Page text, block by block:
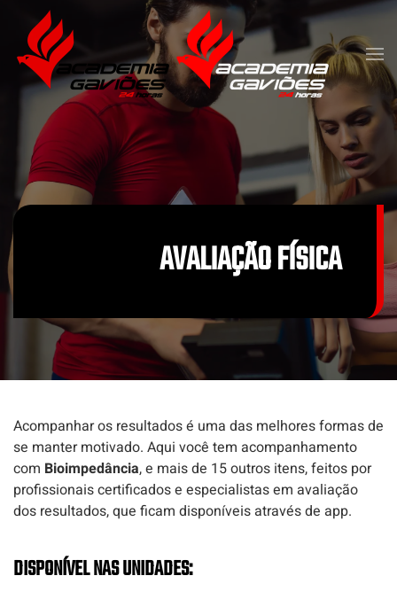
Skip to main content
AVALIAÇÃO FÍSICA
Acompanhar os resultados é uma das melhores formas de
se manter motivado. Aqui você tem acompanhamento
com Bioimpedância, e mais de 15 outros itens, feitos por
profissionais certificados e especialistas em avaliação
dos resultados, que ficam disponíveis através de app.
DISPONÍVEL NAS UNIDADES: